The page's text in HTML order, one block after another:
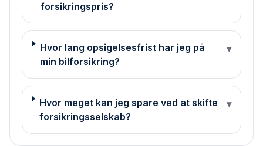
forsikringspris?
Hvor lang opsigelsesfrist har jeg på
min bilforsikring?
▾
Hvor meget kan jeg spare ved at skifte
forsikringsselskab?
▾